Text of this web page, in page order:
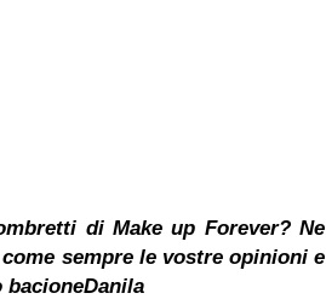
di Make up Forever? Ne
sempre le vostre opinioni e
bacioneDanila